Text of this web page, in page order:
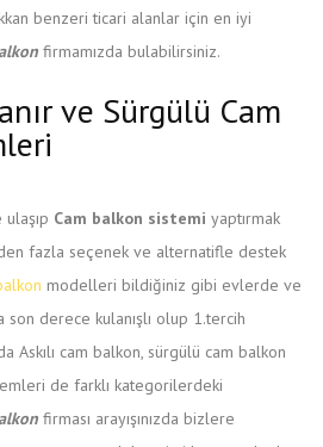
benzeri ticari alanlar için en iyi
firmamızda bulabilirsiniz.
ve Sürgülü Cam
Cam balkon sistemi yaptırmak
fazla seçenek ve alternatifle destek
modelleri bildiğiniz gibi evlerde ve
derece kulanışlı olup 1.tercih
Askılı cam balkon, sürgülü cam balkon
de farklı kategorilerdeki
firması arayışınızda bizlere